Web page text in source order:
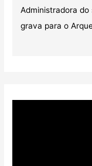
Administradora do
grava para o